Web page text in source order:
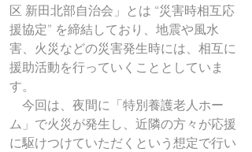
区 新田北部自治会」とは “災害時相互応
援協定” を締結しており、地震や風水
害、火災などの災害発生時には、相互に
援助活動を行っていくこととしていま
す。
今回は、夜間に「特別養護老人ホー
ム」で火災が発生し、近隣の方々が応援
に駆けつけていただくという想定で行い